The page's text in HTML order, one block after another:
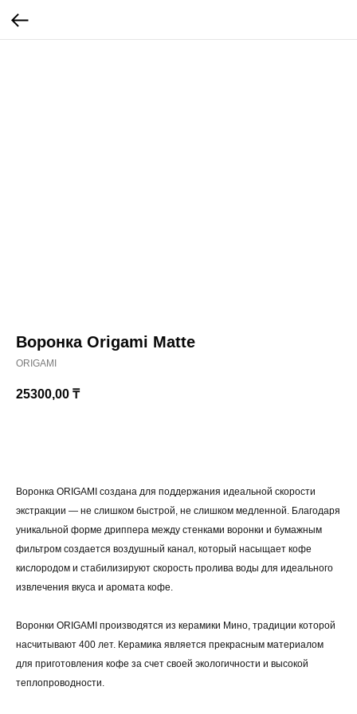
Воронка Origami Matte
ORIGAMI
25300,00 ₸
Воронка ORIGAMI создана для поддержания идеальной скорости
экстракции — не слишком быстрой, не слишком медленной. Благодаря
уникальной форме дриппера между стенками воронки и бумажным
фильтром создается воздушный канал, который насыщает кофе
кислородом и стабилизируют скорость пролива воды для идеального
извлечения вкуса и аромата кофе.
Воронки ORIGAMI производятся из керамики Мино, традиции которой
насчитывают 400 лет. Керамика является прекрасным материалом
для приготовления кофе за счет своей экологичности и высокой
теплопроводности.